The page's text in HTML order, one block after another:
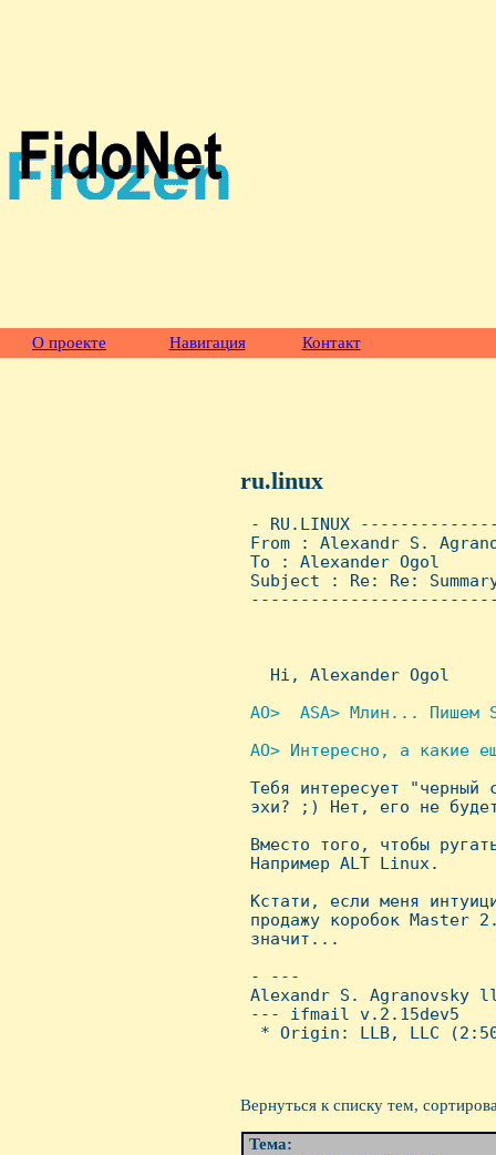
О проекте Навигация Контакт
ru.linux
- RU.LINUX
From : Alexandr S.
To : Alexander Ogol
Subject : Re: Re:
   Hi, Alexander Ogol
AO>  ASA> Млин... Пишем
AO> Интересно, а какие
Тебя интересует "черный
эхи? ;) Hет, его не
Вместо того, чтобы
Hапример ALT Linux.
Кстати, если меня
продажу коробок Master
значит...
- ---
Alexandr S. Agranovsky
--- ifmail v.2.15dev5
* Origin: LLB, LLC
Вернуться к списку тем,
Тема: